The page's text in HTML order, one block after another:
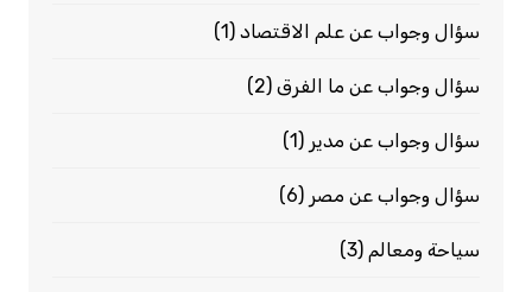
سؤال وجواب عن علم الاقتصاد(1)
سؤال وجواب عن ما الفرق(2)
سؤال وجواب عن مدير (1)
سؤال وجواب عن مصر (6)
سياحة ومعالم (3)